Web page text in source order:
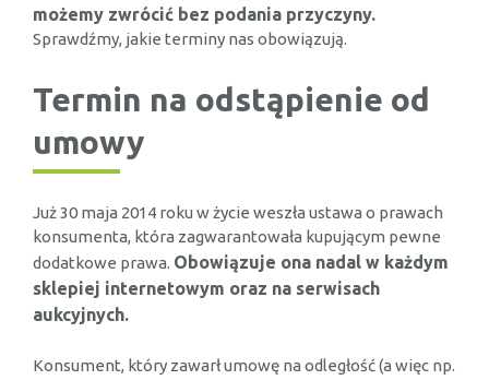
możemy zwrócić bez podania przyczyny.
Sprawdźmy, jakie terminy nas obowiązują.
Termin na odstąpienie od
umowy
Już 30 maja 2014 roku w życie weszła ustawa o prawach
konsumenta, która zagwarantowała kupującym pewne
dodatkowe prawa. Obowiązuje ona nadal w każdym
sklepiej internetowym oraz na serwisach
aukcyjnych.
Konsument, który zawarł umowę na odległość (a więc np.